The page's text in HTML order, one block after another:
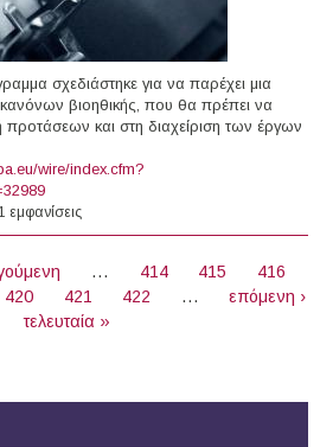
σχεδιάστηκε για να παρέχει μια
βιοηθικής, που θα πρέπει να
και στη διαχείριση των έργων
wire/index.cfm?
13/12/2012 - Εκπαιδευτικό Πρόγραμμα για
των έργων του ΠΠ7 (Τορίνο, Ιταλία)
εμφανίσεις
… 414 415
416
420 421 422 …
επόμενη ›
τελευταία »